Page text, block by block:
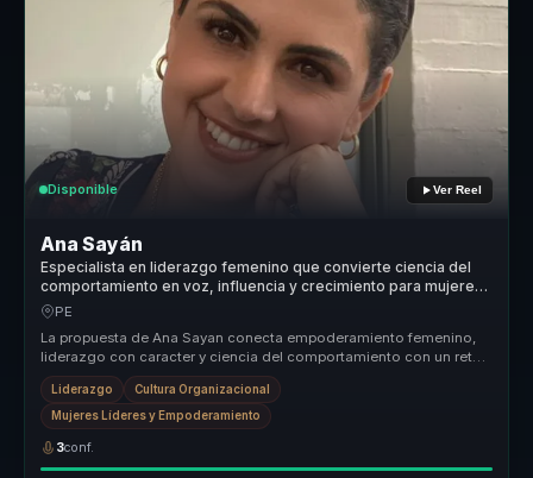
Disponible Ver Reel
Ana Sayán
Especialista en liderazgo femenino que convierte ciencia del
comportamiento en voz, influencia y crecimiento para mujeres
líderes y equipos.
PE
La propuesta de Ana Sayan conecta empoderamiento femenino,
liderazgo con caracter y ciencia del comportamiento con un reto
concreto para ...
Liderazgo Cultura Organizacional
Mujeres Líderes y Empoderamiento
3conf.